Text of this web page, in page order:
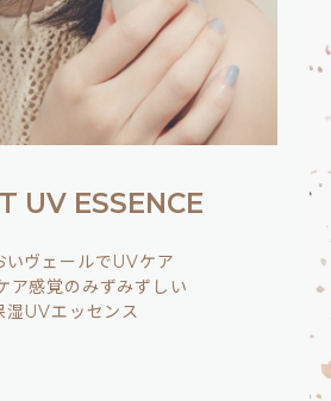
UV ESSENCE
いヴェールでUVケア
ア感覚のみずみずしい
湿UVエッセンス